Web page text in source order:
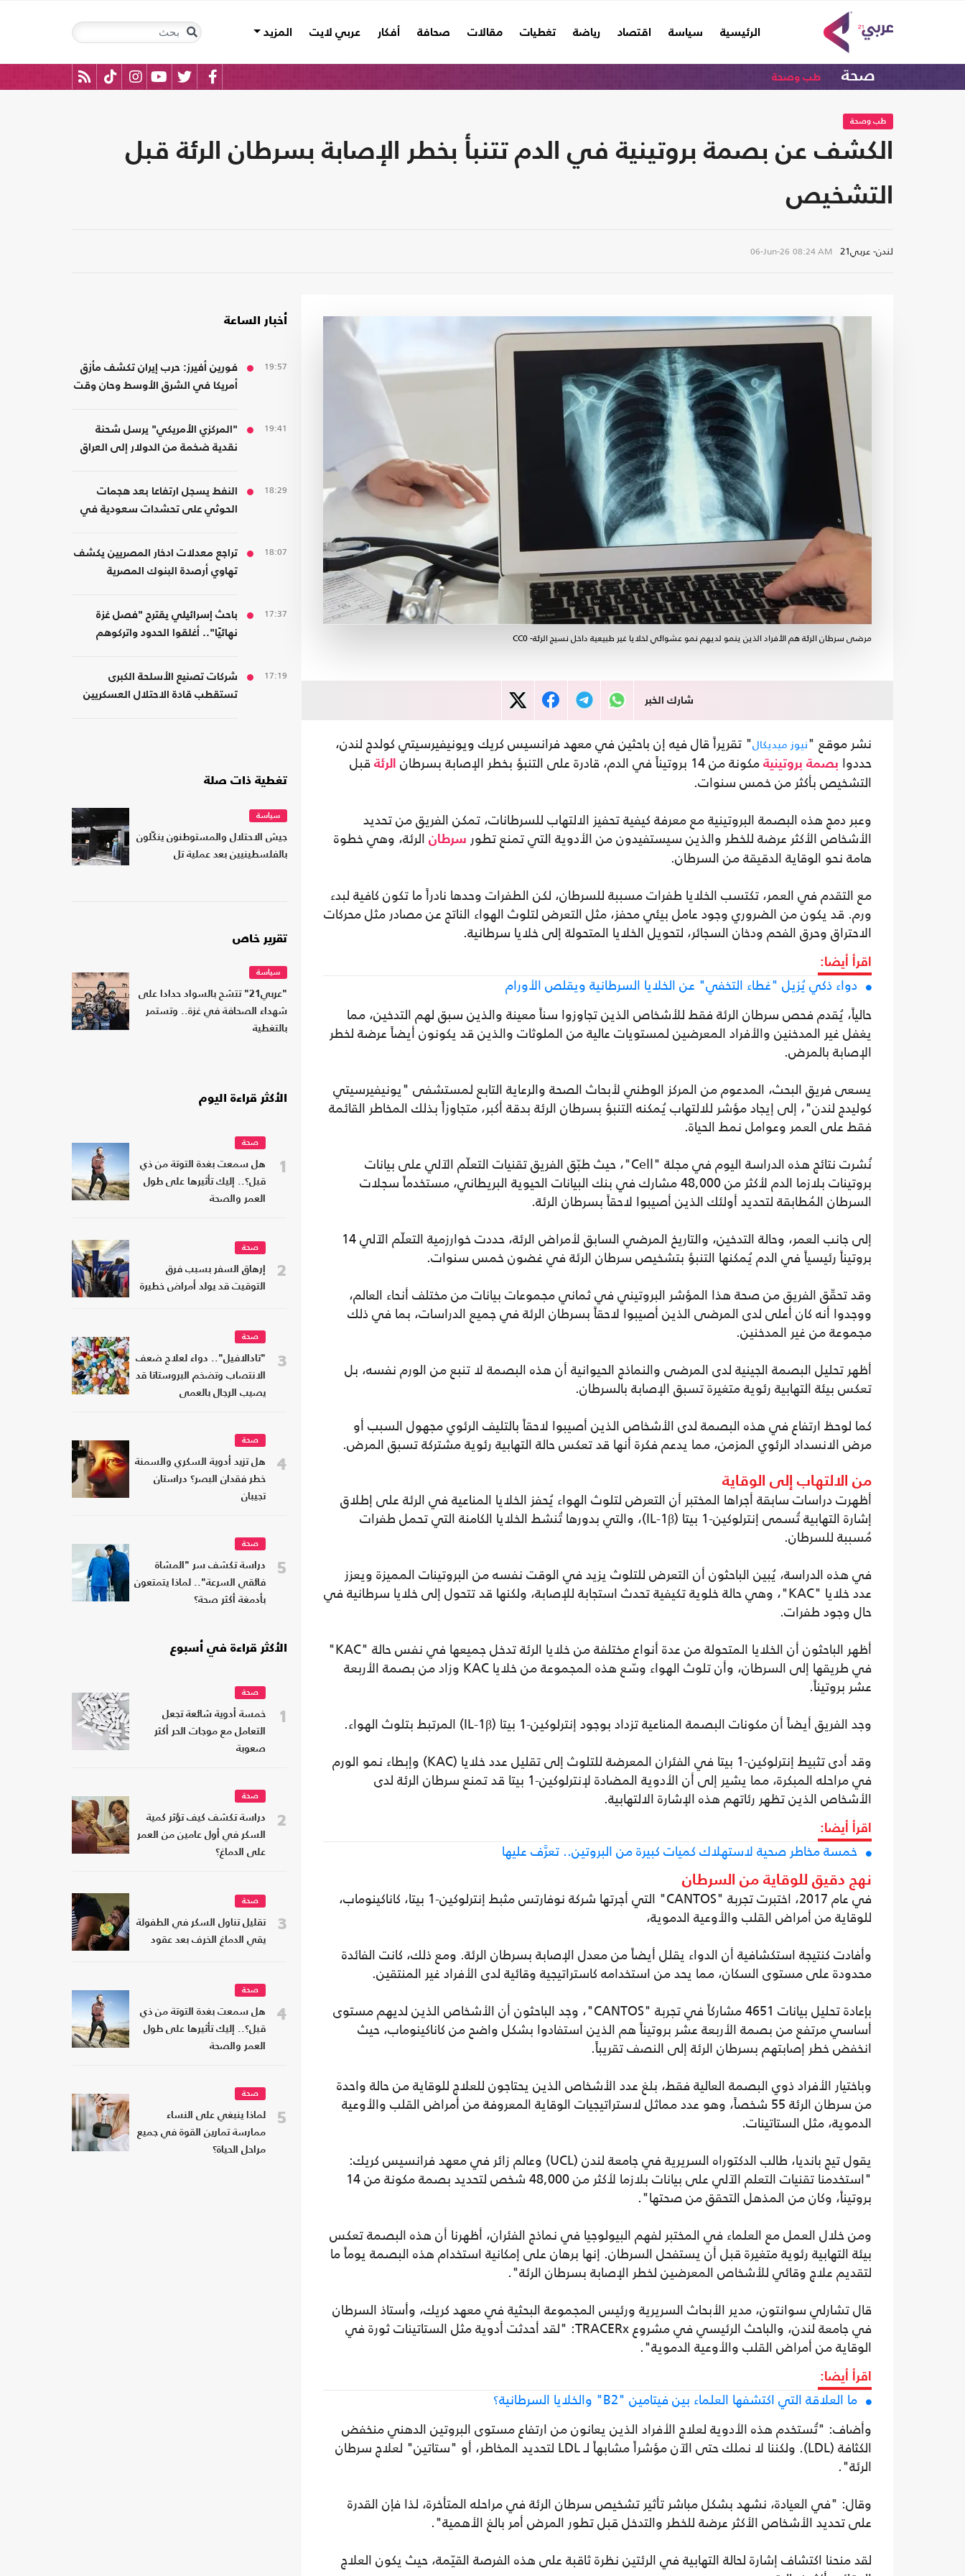
الرئيسية
(current) سياسة اقتصاد رياضة تغطيات مقالات صحافة أفكار عربي لايت المزيد
صحة طب وصحة
طب وصحة
الكشف عن بصمة بروتينية في الدم تتنبأ بخطر الإصابة بسرطان الرئة قبل
التشخيص
لندن- عربي21 06-Jun-26 08:24 AM
مرضى سرطان الرئة هم الأفراد الذين ينمو لديهم نمو عشوائي لخلايا غير طبيعية داخل نسيج الرئة- CC0
شارك الخبر
نشر موقع "نيوز ميديكال" تقريراً قال فيه إن باحثين في معهد فرانسيس كريك ويونيفيرسيتي كولدج لندن،
حددوا بصمة بروتينية مكونة من 14 بروتيناً في الدم، قادرة على التنبؤ بخطر الإصابة بسرطان الرئة قبل
التشخيص بأكثر من خمس سنوات.
وعبر دمج هذه البصمة البروتينية مع معرفة كيفية تحفيز الالتهاب للسرطانات، تمكن الفريق من تحديد
الأشخاص الأكثر عرضة للخطر والذين سيستفيدون من الأدوية التي تمنع تطور سرطان الرئة، وهي خطوة
هامة نحو الوقاية الدقيقة من السرطان.
مع التقدم في العمر، تكتسب الخلايا طفرات مسببة للسرطان، لكن الطفرات وحدها نادراً ما تكون كافية لبدء
ورم. قد يكون من الضروري وجود عامل بيئي محفز، مثل التعرض لتلوث الهواء الناتج عن مصادر مثل محركات
الاحتراق وحرق الفحم ودخان السجائر، لتحويل الخلايا المتحولة إلى خلايا سرطانية.
اقرأ أيضا:
دواء ذكي يُزيل "غطاء التخفي" عن الخلايا السرطانية ويقلص الأورام
حالياً، يُقدم فحص سرطان الرئة فقط للأشخاص الذين تجاوزوا سناً معينة والذين سبق لهم التدخين، مما
يغفل غير المدخنين والأفراد المعرضين لمستويات عالية من الملوثات والذين قد يكونون أيضاً عرضة لخطر
الإصابة بالمرض.
يسعى فريق البحث، المدعوم من المركز الوطني لأبحاث الصحة والرعاية التابع لمستشفى "يونيفيرسيتي
كوليدج لندن"، إلى إيجاد مؤشر للالتهاب يُمكنه التنبؤ بسرطان الرئة بدقة أكبر، متجاوزاً بذلك المخاطر القائمة
فقط على العمر وعوامل نمط الحياة.
نُشرت نتائج هذه الدراسة اليوم في مجلة "Cell"، حيث طبّق الفريق تقنيات التعلّم الآلي على بيانات
بروتينات بلازما الدم لأكثر من 48,000 مشارك في بنك البيانات الحيوية البريطاني، مستخدماً سجلات
السرطان المُطابقة لتحديد أولئك الذين أصيبوا لاحقاً بسرطان الرئة.
إلى جانب العمر، وحالة التدخين، والتاريخ المرضي السابق لأمراض الرئة، حددت خوارزمية التعلّم الآلي 14
بروتيناً رئيسياً في الدم يُمكنها التنبؤ بتشخيص سرطان الرئة في غضون خمس سنوات.
وقد تحقّق الفريق من صحة هذا المؤشر البروتيني في ثماني مجموعات بيانات من مختلف أنحاء العالم،
ووجدوا أنه كان أعلى لدى المرضى الذين أصيبوا لاحقاً بسرطان الرئة في جميع الدراسات، بما في ذلك
مجموعة من غير المدخنين.
أظهر تحليل البصمة الجينية لدى المرضى والنماذج الحيوانية أن هذه البصمة لا تنبع من الورم نفسه، بل
تعكس بيئة التهابية رئوية متغيرة تسبق الإصابة بالسرطان.
كما لوحظ ارتفاع في هذه البصمة لدى الأشخاص الذين أصيبوا لاحقاً بالتليف الرئوي مجهول السبب أو
مرض الانسداد الرئوي المزمن، مما يدعم فكرة أنها قد تعكس حالة التهابية رئوية مشتركة تسبق المرض.
من الالتهاب إلى الوقاية
أظهرت دراسات سابقة أجراها المختبر أن التعرض لتلوث الهواء يُحفز الخلايا المناعية في الرئة على إطلاق
إشارة التهابية تُسمى إنترلوكين-1 بيتا (IL-1β)، والتي بدورها تُنشط الخلايا الكامنة التي تحمل طفرات
مُسببة للسرطان.
في هذه الدراسة، يُبين الباحثون أن التعرض للتلوث يزيد في الوقت نفسه من البروتينات المميزة ويعزز
عدد خلايا "KAC"، وهي حالة خلوية تكيفية تحدث استجابة للإصابة، ولكنها قد تتحول إلى خلايا سرطانية في
حال وجود طفرات.
أظهر الباحثون أن الخلايا المتحولة من عدة أنواع مختلفة من خلايا الرئة تدخل جميعها في نفس حالة "KAC"
في طريقها إلى السرطان، وأن تلوث الهواء وسّع هذه المجموعة من خلايا KAC وزاد من بصمة الأربعة
عشر بروتيناً.
وجد الفريق أيضاً أن مكونات البصمة المناعية تزداد بوجود إنترلوكين-1 بيتا (IL-1β) المرتبط بتلوث الهواء.
وقد أدى تثبيط إنترلوكين-1 بيتا في الفئران المعرضة للتلوث إلى تقليل عدد خلايا (KAC) وإبطاء نمو الورم
في مراحله المبكرة، مما يشير إلى أن الأدوية المضادة لإنترلوكين-1 بيتا قد تمنع سرطان الرئة لدى
الأشخاص الذين تظهر رئاتهم هذه الإشارة الالتهابية.
اقرأ أيضا:
خمسة مخاطر صحية لاستهلاك كميات كبيرة من البروتين.. تعرَّف عليها
نهج دقيق للوقاية من السرطان
في عام 2017، اختبرت تجربة "CANTOS" التي أجرتها شركة نوفارتس مثبط إنترلوكين-1 بيتا، كاناكينوماب،
للوقاية من أمراض القلب والأوعية الدموية،
وأفادت كنتيجة استكشافية أن الدواء يقلل أيضاً من معدل الإصابة بسرطان الرئة. ومع ذلك، كانت الفائدة
محدودة على مستوى السكان، مما يحد من استخدامه كاستراتيجية وقائية لدى الأفراد غير المنتقين.
بإعادة تحليل بيانات 4651 مشاركاً في تجربة "CANTOS"، وجد الباحثون أن الأشخاص الذين لديهم مستوى
أساسي مرتفع من بصمة الأربعة عشر بروتيناً هم الذين استفادوا بشكل واضح من كاناكينوماب، حيث
انخفض خطر إصابتهم بسرطان الرئة إلى النصف تقريباً.
وباختيار الأفراد ذوي البصمة العالية فقط، بلغ عدد الأشخاص الذين يحتاجون للعلاج للوقاية من حالة واحدة
من سرطان الرئة 55 شخصاً، وهو عدد مماثل لاستراتيجيات الوقاية المعروفة من أمراض القلب والأوعية
الدموية، مثل الستاتينات.
يقول تيج بانديا، طالب الدكتوراه السريرية في جامعة لندن (UCL) وعالم زائر في معهد فرانسيس كريك:
"استخدمنا تقنيات التعلم الآلي على بيانات بلازما لأكثر من 48,000 شخص لتحديد بصمة مكونة من 14
بروتيناً، وكان من المذهل التحقق من صحتها".
ومن خلال العمل مع العلماء في المختبر لفهم البيولوجيا في نماذج الفئران، أظهرنا أن هذه البصمة تعكس
بيئة التهابية رئوية متغيرة قبل أن يستفحل السرطان. إنها برهان على إمكانية استخدام هذه البصمة يوماً ما
لتقديم علاج وقائي للأشخاص المعرضين لخطر الإصابة بسرطان الرئة".
قال تشارلي سوانتون، مدير الأبحاث السريرية ورئيس المجموعة البحثية في معهد كريك، وأستاذ السرطان
في جامعة لندن، والباحث الرئيسي في مشروع TRACERx: "لقد أحدثت أدوية مثل الستاتينات ثورة في
الوقاية من أمراض القلب والأوعية الدموية".
اقرأ أيضا:
ما العلاقة التي اكتشفها العلماء بين فيتامين "B2" والخلايا السرطانية؟
وأضاف: "تُستخدم هذه الأدوية لعلاج الأفراد الذين يعانون من ارتفاع مستوى البروتين الدهني منخفض
الكثافة (LDL). ولكننا لا نملك حتى الآن مؤشراً مشابهاً لـ LDL لتحديد المخاطر، أو "ستاتين" لعلاج سرطان
الرئة".
وقال: "في العيادة، نشهد بشكل مباشر تأثير تشخيص سرطان الرئة في مراحله المتأخرة، لذا فإن القدرة
على تحديد الأشخاص الأكثر عرضة للخطر والتدخل قبل تطور المرض أمر بالغ الأهمية".
لقد منحنا اكتشاف إشارة لحالة التهابية في الرئتين نظرة ثاقبة على هذه الفرصة القيّمة، حيث يكون العلاج
أخبار الساعة
19:57
فورين أفيرز: حرب إيران تكشف مأزق
أمريكا في الشرق الأوسط وحان وقت
19:41
"المركزي الأمريكي" يرسل شحنة
نقدية ضخمة من الدولار إلى العراق
18:29
النفط يسجل ارتفاعا بعد هجمات
الحوثي على تحشدات سعودية في
18:07
تراجع معدلات ادخار المصريين يكشف
تهاوي أرصدة البنوك المصرية
17:37
باحث إسرائيلي يقترح "فصل غزة
نهائيًا".. أغلقوا الحدود واتركوهم
17:19
شركات تصنيع الأسلحة الكبرى
تستقطب قادة الاحتلال العسكريين
تغطية ذات صلة
سياسة
جيش الاحتلال والمستوطنون ينكّلون
بالفلسطينيين بعد عملية تل
تقرير خاص
سياسة
"عربي21" تتشح بالسواد حدادا على
شهداء الصحافة في غزة.. وتستمر
بالتغطية
الأكثر قراءة اليوم
1
صحة
هل سمعت بغدة التوتة من ذي
قبل؟.. إليك تأثيرها على طول
العمر والصحة
2
صحة
إرهاق السفر بسبب فرق
التوقيت قد يولد أمراض خطيرة
3
صحة
"تادالافيل".. دواء لعلاج ضعف
الانتصاب وتضخم البروستاتا قد
يصيب الرجال بالعمى
4
صحة
هل تزيد أدوية السكري والسمنة
خطر فقدان البصر؟ دراستان
تجيبان
5
صحة
دراسة تكشف سر "المشاة
فائقي السرعة".. لماذا يتمتعون
بأدمغة أكثر صحة؟
الأكثر قراءة في أسبوع
1
صحة
خمسة أدوية شائعة تجعل
التعامل مع موجات الحر أكثر
صعوبة
2
صحة
دراسة تكشف كيف تؤثر كمية
السكر في أول عامين من العمر
على الدماغ؟
3
صحة
تقليل تناول السكر في الطفولة
يقي الدماغ الخرف بعد عقود
4
صحة
هل سمعت بغدة التوتة من ذي
قبل؟.. إليك تأثيرها على طول
العمر والصحة
5
صحة
لماذا ينبغي على النساء
ممارسة تمارين القوة في جميع
مراحل الحياة؟